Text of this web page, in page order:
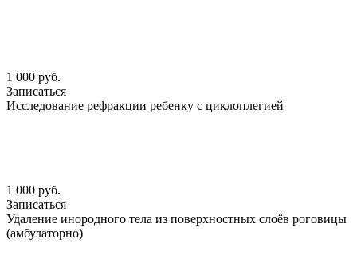
1 000 руб.
Записаться
Исследование рефракции ребенку с циклоплегией
1 000 руб.
Записаться
Удаление инородного тела из поверхностных слоёв роговицы
(амбулаторно)